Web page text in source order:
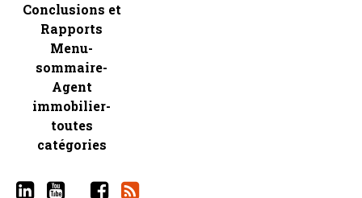
Conclusions et
Rapports
Menu-
sommaire-
Agent
immobilier-
toutes
catégories